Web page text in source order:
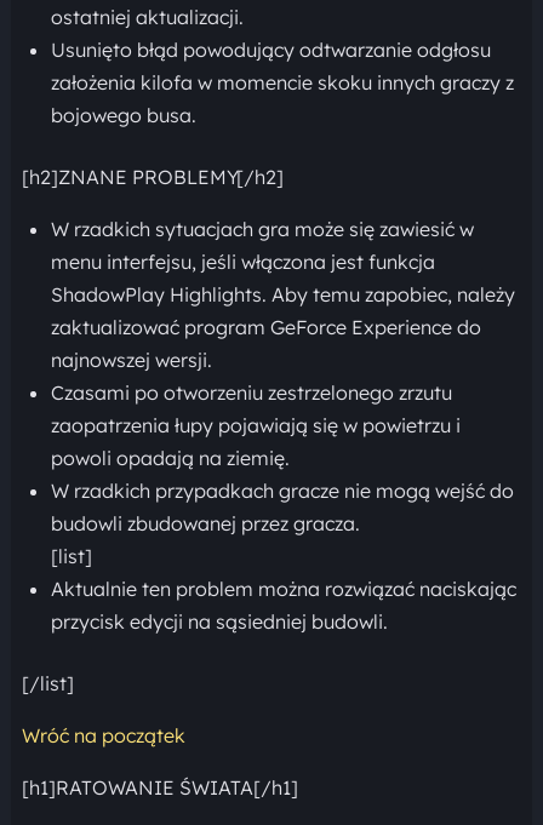
ostatniej aktualizacji.
Usunięto błąd powodujący odtwarzanie odgłosu
założenia kilofa w momencie skoku innych graczy z
bojowego busa.
[h2]ZNANE PROBLEMY[/h2]
W rzadkich sytuacjach gra może się zawiesić w
menu interfejsu, jeśli włączona jest funkcja
ShadowPlay Highlights. Aby temu zapobiec, należy
zaktualizować program GeForce Experience do
najnowszej wersji.
Czasami po otworzeniu zestrzelonego zrzutu
zaopatrzenia łupy pojawiają się w powietrzu i
powoli opadają na ziemię.
W rzadkich przypadkach gracze nie mogą wejść do
budowli zbudowanej przez gracza.
[list]
Aktualnie ten problem można rozwiązać naciskając
przycisk edycji na sąsiedniej budowli.
[/list]
Wróć na początek
[h1]RATOWANIE ŚWIATA[/h1]